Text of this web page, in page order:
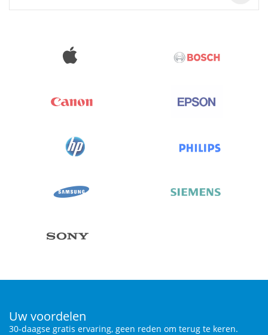
Uw voordelen
30-daagse gratis ervaring, geen reden om terug te keren.